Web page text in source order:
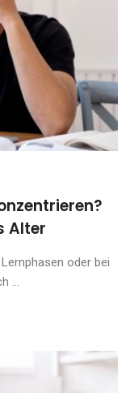
Alter
oder bei
...